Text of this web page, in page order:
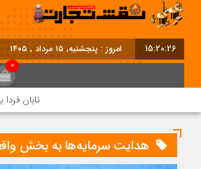
15:20:27 امروز : پنجشنبه, ۱۵ مرداد , ۱۴۰۵
0
تابان فردا
هدایت سرمایه‌ها به بخش